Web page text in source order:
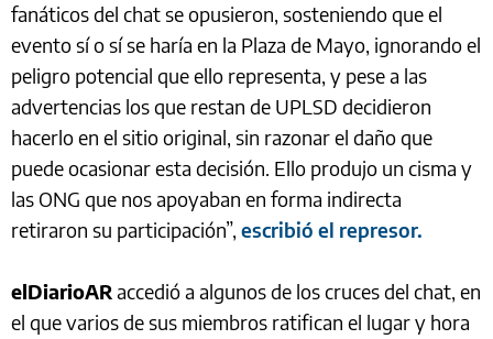
fanáticos del chat se opusieron, sosteniendo que el
evento sí o sí se haría en la Plaza de Mayo, ignorando el
peligro potencial que ello representa, y pese a las
advertencias los que restan de UPLSD decidieron
hacerlo en el sitio original, sin razonar el daño que
puede ocasionar esta decisión. Ello produjo un cisma y
las ONG que nos apoyaban en forma indirecta
retiraron su participación”, escribió el represor.
elDiarioARaccedió a algunos de los cruces del chat, en
el que varios de sus miembros ratifican el lugar y hora